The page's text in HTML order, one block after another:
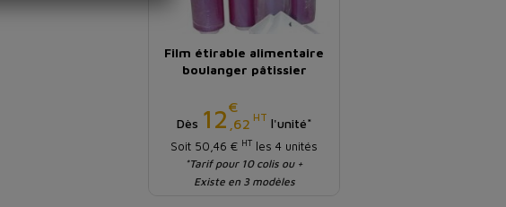
Film étirable alimentaire
boulanger pâtissier
Dès 12€
,62 HT l'unité*
Soit 50,46 € HT les 4 unités
*Tarif pour 10 colis ou +
Existe en 3 modèles